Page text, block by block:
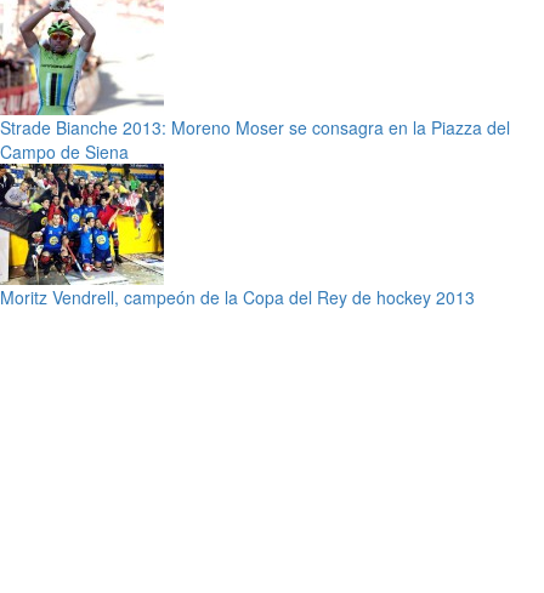
Strade Bianche 2013: Moreno Moser se consagra en la Piazza del
Campo de Siena
Moritz Vendrell, campeón de la Copa del Rey de hockey 2013